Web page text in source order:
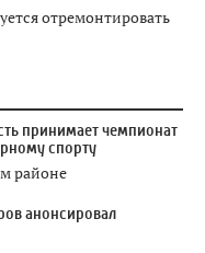
отремонтировать
принимает чемпионат
спорту
районе
анонсировал